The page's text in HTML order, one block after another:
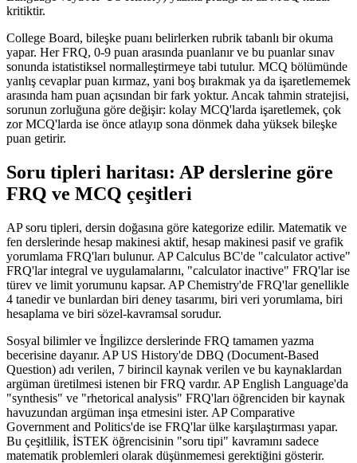
kritiktir.
College Board, bileşke puanı belirlerken rubrik tabanlı bir okuma
yapar. Her FRQ, 0-9 puan arasında puanlanır ve bu puanlar sınav
sonunda istatistiksel normalleştirmeye tabi tutulur. MCQ bölümünde
yanlış cevaplar puan kırmaz, yani boş bırakmak ya da işaretlememek
arasında ham puan açısından bir fark yoktur. Ancak tahmin stratejisi,
sorunun zorluğuna göre değişir: kolay MCQ'larda işaretlemek, çok
zor MCQ'larda ise önce atlayıp sona dönmek daha yüksek bileşke
puan getirir.
Soru tipleri haritası: AP derslerine göre
FRQ ve MCQ çeşitleri
AP soru tipleri, dersin doğasına göre kategorize edilir. Matematik ve
fen derslerinde hesap makinesi aktif, hesap makinesi pasif ve grafik
yorumlama FRQ'ları bulunur. AP Calculus BC'de "calculator active"
FRQ'lar integral ve uygulamalarını, "calculator inactive" FRQ'lar ise
türev ve limit yorumunu kapsar. AP Chemistry'de FRQ'lar genellikle
4 tanedir ve bunlardan biri deney tasarımı, biri veri yorumlama, biri
hesaplama ve biri sözel-kavramsal sorudur.
Sosyal bilimler ve İngilizce derslerinde FRQ tamamen yazma
becerisine dayanır. AP US History'de DBQ (Document-Based
Question) adı verilen, 7 birincil kaynak verilen ve bu kaynaklardan
argüman üretilmesi istenen bir FRQ vardır. AP English Language'da
"synthesis" ve "rhetorical analysis" FRQ'ları öğrenciden bir kaynak
havuzundan argüman inşa etmesini ister. AP Comparative
Government and Politics'de ise FRQ'lar ülke karşılaştırması yapar.
Bu çeşitlilik, İSTEK öğrencisinin "soru tipi" kavramını sadece
matematik problemleri olarak düşünmemesi gerektiğini gösterir.